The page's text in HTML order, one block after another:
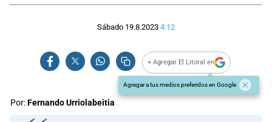
Sábado 19.8.2023 4:12
+ Agregar El Litoral en
Agregar a tus medios preferidos en Google
Por:Fernando Urriolabeitia